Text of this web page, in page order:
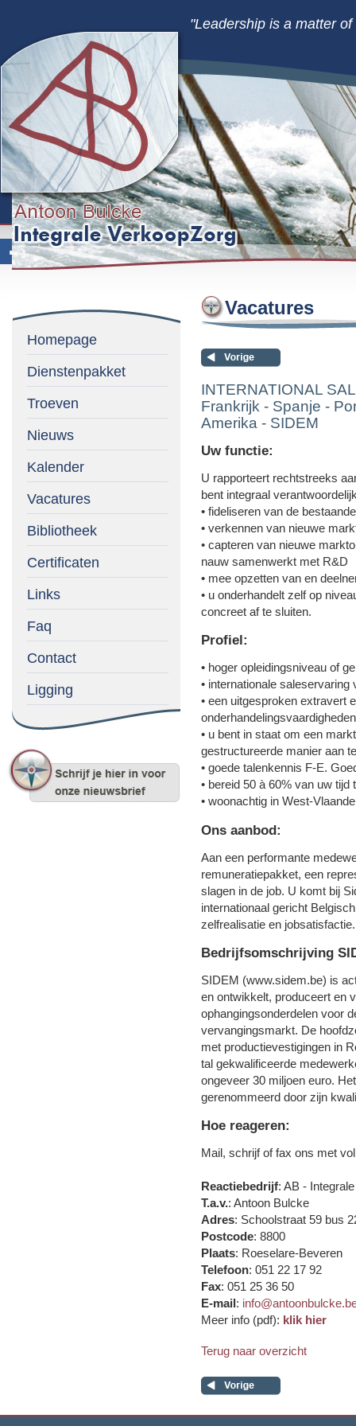
"Leadership is a matter
Homepage
Dienstenpakket
Troeven
Nieuws
Kalender
Vacatures
Bibliotheek
Certificaten
Links
Faq
Contact
Ligging
Vacatures
INTERNATIONAL
Frankrijk - Spanje -
Amerika - SIDEM
Uw functie:
U rapporteert rechtstreeks
bent integraal
• fideliseren van de
• verkennen van nieuwe
• capteren van nieuwe
nauw samenwerkt met R&D
• mee opzetten van en
• u onderhandelt zelf op
concreet af te sluiten.
Profiel:
• hoger opleidingsniveau of
• internationale
• een uitgesproken extravert
onderhandelingsvaardigheden
• u bent in staat om een
gestructureerde manier aan
• goede talenkennis F-E.
• bereid 50 à 60% van uw tijd
• woonachtig in West-
Ons aanbod:
Aan een performante
remuneratiepakket, een
slagen in de job. U komt bij
internationaal gericht
zelfrealisatie en jobsatisfactie.
Bedrijfsomschrijving
SIDEM (www.sidem.be) is
en ontwikkelt, produceert en
ophangingsonderdelen voor
vervangingsmarkt. De
met productievestigingen in
tal gekwalificeerde
ongeveer 30 miljoen euro.
gerenommeerd door zijn
Hoe reageren:
Mail, schrijf of fax ons met
Reactiebedrijf: AB -
T.a.v.: Antoon Bulcke
Adres: Schoolstraat 59 bus
Postcode: 8800
Plaats: Roeselare-Beveren
Telefoon: 051 22 17 92
Fax: 051 25 36 50
E-mail :
Meer info (pdf): klik hier
Terug naar overzicht